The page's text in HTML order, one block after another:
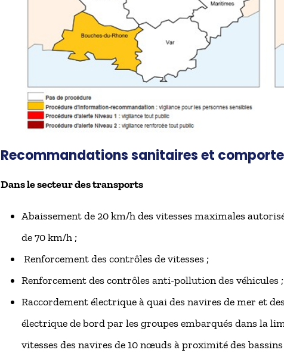
Recommandations sanitaires et
Dans le secteur des transports
Abaissement de 20 km/h des vitesses maximales
de 70 km/h ;
Renforcement des contrôles de vitesses ;
Renforcement des contrôles anti-pollution des véhicules ;
Raccordement électrique à quai des navires de mer et
électrique de bord par les groupes embarqués dans la
vitesses des navires de 10 nœuds à proximité des